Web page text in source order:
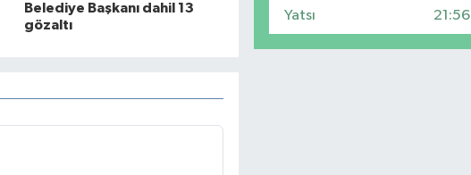
Belediye Başkanı dahil 13
gözaltı
Yatsı 21:56